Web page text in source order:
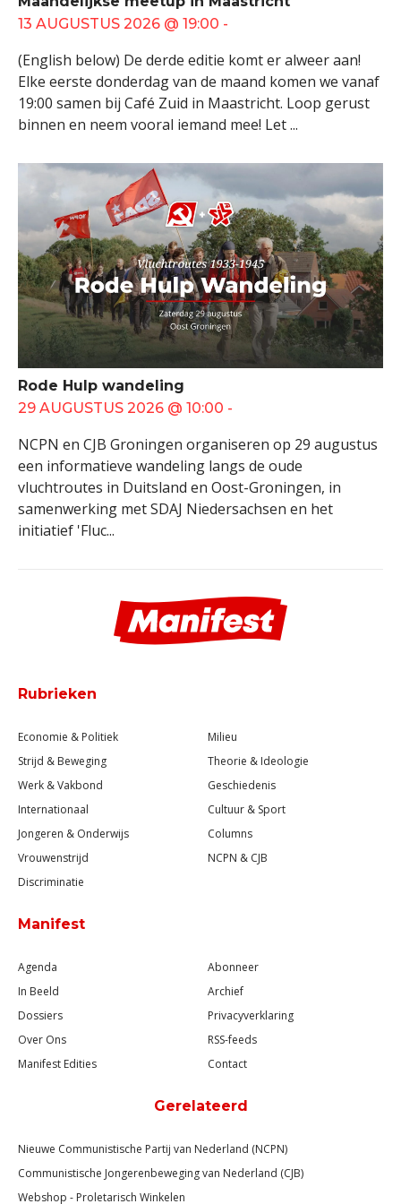
13 AUGUSTUS 2026 @ 19:00 -
(English below) De derde editie komt er alweer aan!
Elke eerste donderdag van de maand komen we vanaf
19:00 samen bij Café Zuid in Maastricht. Loop gerust
binnen en neem vooral iemand mee! Let ...
Rode Hulp wandeling
29 AUGUSTUS 2026 @ 10:00 -
NCPN en CJB Groningen organiseren op 29 augustus
een informatieve wandeling langs de oude
vluchtroutes in Duitsland en Oost-Groningen, in
samenwerking met SDAJ Niedersachsen en het
initiatief 'Fluc...
Rubrieken
Economie & Politiek
Strijd & Beweging
Werk & Vakbond
Internationaal
Jongeren & Onderwijs
Vrouwenstrijd
Discriminatie
Milieu
Theorie & Ideologie
Geschiedenis
Cultuur & Sport
Columns
NCPN & CJB
Manifest
Agenda
In Beeld
Dossiers
Over Ons
Manifest Edities
Abonneer
Archief
Privacyverklaring
RSS-feeds
Contact
Gerelateerd
Nieuwe Communistische Partij van Nederland (NCPN)
Communistische Jongerenbeweging van Nederland (CJB)
Webshop - Proletarisch Winkelen